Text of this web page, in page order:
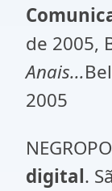
de 2005,
Anais...
2005
digital.